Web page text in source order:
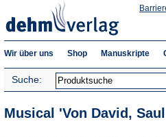
Wir über uns Shop Manuskripte
Suche:
Musical 'Von David,